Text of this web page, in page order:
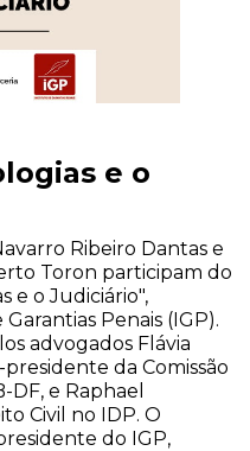
e o
Ribeiro Dantas e
Toron participam do
e o Judiciário",
Penais (IGP).
advogados Flávia
da Comissão
e Raphael
Civil no IDP. O
do IGP,